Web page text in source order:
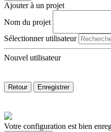
Ajouter à un projet
Nom du projet
Sélectionner utilisateur
Nouvel utilisateur
Retour Enregistrer
Votre configuration est bien